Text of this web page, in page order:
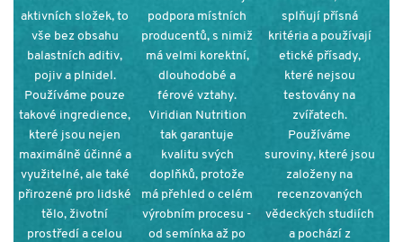
aktivních složek, to
vše bez obsahu
balastních aditiv,
pojiv a plnidel.
Používáme pouze
takové ingredience,
které jsou nejen
maximálně účinné a
využitelné, ale také
přirozené pro lidské
tělo, životní
prostředí a celou
podpora místních
producentů, s nimiž
má velmi korektní,
dlouhodobé a
férové vztahy.
Viridian Nutrition
tak garantuje
kvalitu svých
doplňků, protože
má přehled o celém
výrobním procesu -
od semínka až po
splňují přísná
kritéria a používají
etické přísady,
které nejsou
testovány na
zvířatech.
Používáme
suroviny, které jsou
založeny na
recenzovaných
vědeckých studiích
a pochází z